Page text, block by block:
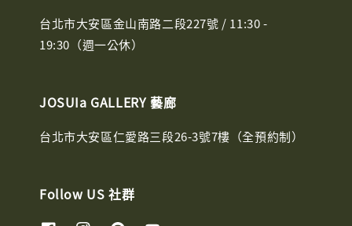
台北市大安區金山南路二段227號 / 11:30 -
19:30（週一公休）
JOSUIa GALLERY 藝廊
台北市大安區仁愛路三段26-3號7樓（全預約制）
Follow US 社群